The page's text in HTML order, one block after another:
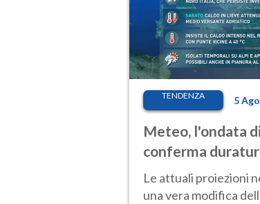
TENDENZA 5
Meteo, l'ondata
conferma
Le attuali proiezioni
una vera modifica